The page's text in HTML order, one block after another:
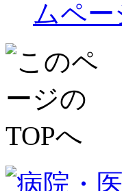
ムペ